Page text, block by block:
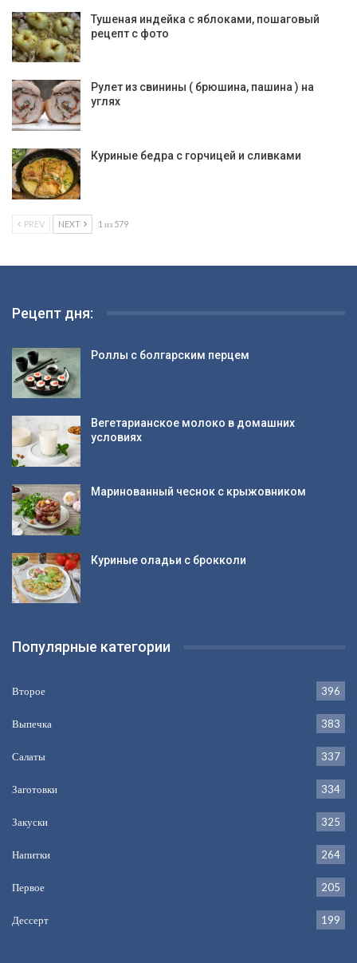
Тушеная индейка с яблоками, пошаговый
рецепт с фото
Рулет из свинины ( брюшина, пашина ) на
углях
Куриные бедра с горчицей и сливками
PREV NEXT 1 из 579
Рецепт дня:
Роллы с болгарским перцем
Вегетарианское молоко в домашних
условиях
Маринованный чеснок с крыжовником
Куриные оладьи с брокколи
Популярные категории
Второе 396
Выпечка 383
Салаты 337
Заготовки 334
Закуски 325
Напитки 264
Первое 205
Дессерт 199